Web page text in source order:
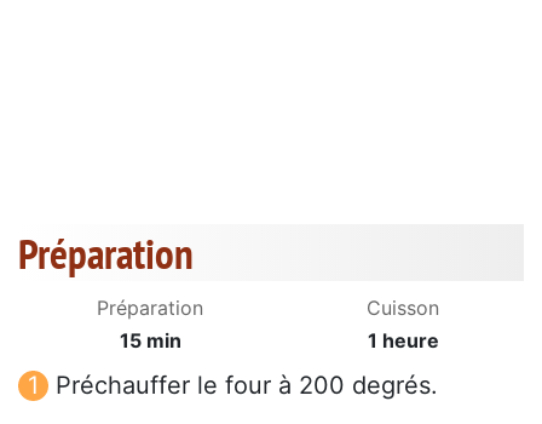
Préparation
Préparation
15 min
Cuisson
1 heure
Préchauffer le four à 200 degrés.